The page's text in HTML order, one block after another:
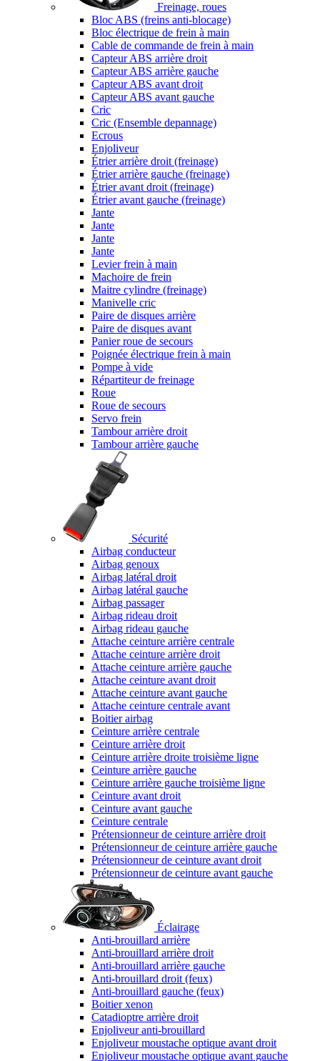
Freinage, roues
Bloc ABS (freins anti-blocage)
Bloc électrique de frein à main
Cable de commande de frein à main
Capteur ABS arrière droit
Capteur ABS arrière gauche
Capteur ABS avant droit
Capteur ABS avant gauche
Cric
Cric (Ensemble depannage)
Ecrous
Enjoliveur
Étrier arrière droit (freinage)
Étrier arrière gauche (freinage)
Étrier avant droit (freinage)
Étrier avant gauche (freinage)
Jante
Jante
Jante
Jante
Levier frein à main
Machoire de frein
Maitre cylindre (freinage)
Manivelle cric
Paire de disques arrière
Paire de disques avant
Panier roue de secours
Poignée électrique frein à main
Pompe à vide
Répartiteur de freinage
Roue
Roue de secours
Servo frein
Tambour arrière droit
Tambour arrière gauche
Sécurité
Airbag conducteur
Airbag genoux
Airbag latéral droit
Airbag latéral gauche
Airbag passager
Airbag rideau droit
Airbag rideau gauche
Attache ceinture arrière centrale
Attache ceinture arrière droit
Attache ceinture arrière gauche
Attache ceinture avant droit
Attache ceinture avant gauche
Attache ceinture centrale avant
Boitier airbag
Ceinture arrière centrale
Ceinture arrière droit
Ceinture arrière droite troisième ligne
Ceinture arrière gauche
Ceinture arrière gauche troisième ligne
Ceinture avant droit
Ceinture avant gauche
Ceinture centrale
Prétensionneur de ceinture arrière droit
Prétensionneur de ceinture arrière gauche
Prétensionneur de ceinture avant droit
Prétensionneur de ceinture avant gauche
Éclairage
Anti-brouillard arrière
Anti-brouillard arrière droit
Anti-brouillard arrière gauche
Anti-brouillard droit (feux)
Anti-brouillard gauche (feux)
Boitier xenon
Catadioptre arrière droit
Enjoliveur anti-brouillard
Enjoliveur moustache optique avant droit
Enjoliveur moustache optique avant gauche